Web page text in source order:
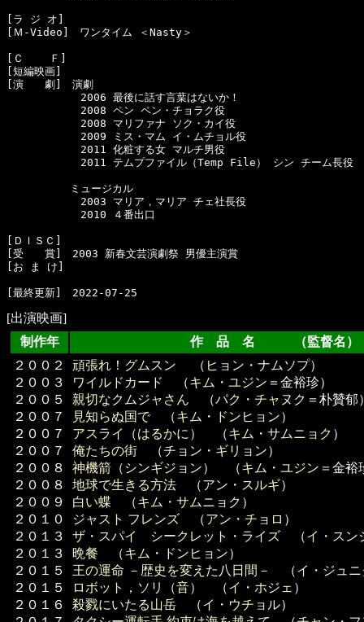
[ラ ジ オ]
[Ｍ-Video]　ワンタイム ＜Nasty＞
[Ｃ    Ｆ]
[短編映画]
[演　　劇]　演劇
2006 最後に話す言葉はないか！
2008 ペン ペン・チョラク役
2008 マリファナ ソク・カイ役
2009 ミス・マム イ・ムチョル役
2011 化粧する女 マルチ男役
2011 テムプファイル（Temp File） シン チーム長役
ミュージカル
2003 マリア，マリア チェ社長役
2010 ４番出口
[ＤＩＳＣ]
[受　　賞]　2003 新春文芸演劇祭 男優主演賞
[お ま け]
[出演映画]
制作年
作 品 名 （監督名）
２００２
２００３
２００５
２００７
２００７
２００７
２００８
２００８
２００９
２０１０
２０１３
２０１３
２０１５
２０１５
２０１６
頑張れ！グムスン （ ヒョン・ナムソプ）
ワイルドカード
（キム・ユジン ＝金裕珍）
親切なクムジャさん （パク・チャヌク ＝朴贊郁
見知らぬ国で（キム・ドンヒョン）
アスライ（はるかに）
（キム・サムニョク ）
俺たちの街 （チョン・ギリョン）
神機箭（シンギジョン）
（キム・ユジン ＝金裕
地球で生きる方法 （アン・スルギ）
白い蝶 （キム・サムニョク ）
ジャスト フレンズ （アン・チョロ ）
ザ・スパイ シークレット・ライズ （イ・スン
晩餐 （キム・ドンヒョン）
王の運命 －歴史を変えた八日間－
（イ・ジュ
ロボット，ソリ（音）
（イ・ホジェ ）
殺戮にいたる山岳 （イ・ウチョル）